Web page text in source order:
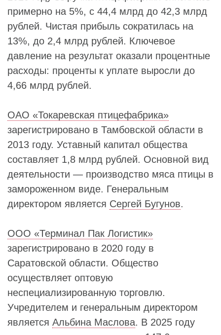
примерно на 5%, с 44,4 млрд до 42,3 млрд
рублей. Чистая прибыль сократилась на
13%, до 2,4 млрд рублей. Ключевое
давление на результат оказали процентные
расходы: проценты к уплате выросли до
4,66 млрд рублей.
ОАО «Токаревская птицефабрика»
зарегистрировано в Тамбовской области в
2013 году. Уставный капитал общества
составляет 1,8 млрд рублей. Основной вид
деятельности — производство мяса птицы в
замороженном виде. Генеральным
директором является Сергей Бугунов.
ООО «Терминал Пак Логистик»
зарегистрировано в 2020 году в
Саратовской области. Общество
осуществляет оптовую
неспециализированную торговлю.
Учредителем и генеральным директором
является Альбина Маслова. В 2025 году